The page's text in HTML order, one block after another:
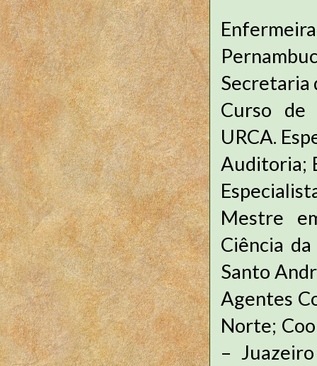
Secretaria
Curso de
URCA.
Auditoria;
Mestre
Ciência
Santo
Agentes
Norte;
–